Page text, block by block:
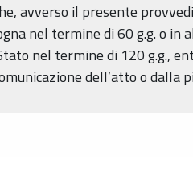
avverso il presente
nel termine di 60 g.g. o
nel termine di 120 g.g.,
dell’atto o dalla